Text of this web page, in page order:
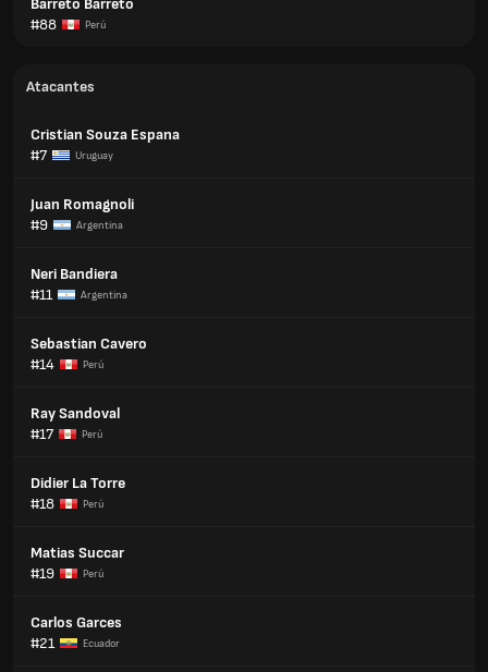
Barreto Barreto
#88
Perú
Atacantes
Cristian Souza Espana
#7
Uruguay
Juan Romagnoli
#9
Argentina
Neri Bandiera
#11
Argentina
Sebastian Cavero
#14
Perú
Ray Sandoval
#17
Perú
Didier La Torre
#18
Perú
Matias Succar
#19
Perú
Carlos Garces
#21
Ecuador